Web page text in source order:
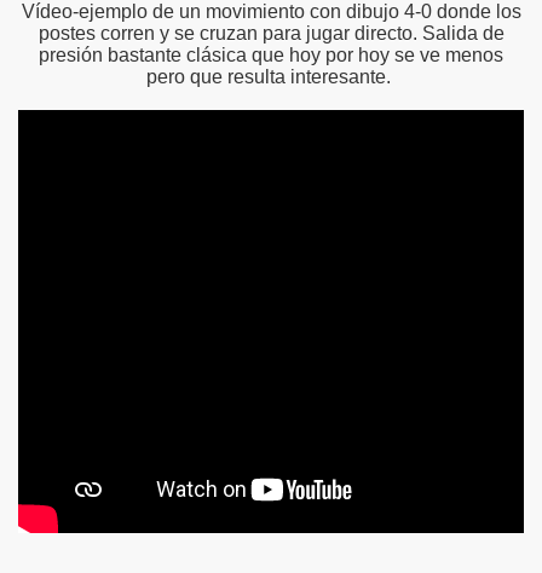
Vídeo-ejemplo de un movimiento con dibujo 4-0 donde los
postes corren y se cruzan para jugar directo. Salida de
presión bastante clásica que hoy por hoy se ve menos
pero que resulta interesante.